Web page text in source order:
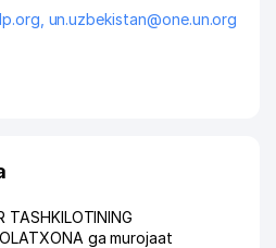
un.uzbekistan@one.un.org
TASHKILOTINING
ga murojaat